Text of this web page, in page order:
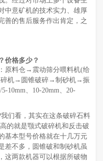
中意矿机的技术实力、雄厚
善的售后服务作出肯定，之
价格多少？
原料仓→震动筛分喂料机(给
机→圆锥破碎→制砂机→振
10mm、10-20mm、20-
们看，其实在这条破碎石料
的就是颚式破碎机和反击破
基本型号价格就在十几万元
差不多，圆锥破和制砂机虽
这两款机器可以根据所破物